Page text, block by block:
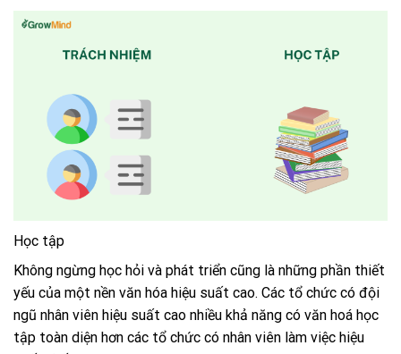
Học tập
Không ngừng học hỏi và phát triển cũng là những phần thiết
yếu của một nền văn hóa hiệu suất cao. Các tổ chức có đội
ngũ nhân viên hiệu suất cao nhiều khả năng có văn hoá học
tập toàn diện hơn các tổ chức có nhân viên làm việc hiệu